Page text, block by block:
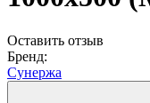
Оставить отзыв
Бренд:
Сунержа